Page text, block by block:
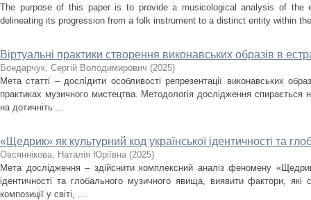
The purpose of this paper is to provide a musicological analysis of the
delineating its progression from a folk instrument to a distinct entity within
Віртуальні практики створення виконавських образів в
Бондарчук, Сергій Володимирович (2025)
Мета статті – дослідити особливості репрезентації виконавських
практиках музичного мистецтва. Методологія дослідження спирається
на дотичніть ...
«Щедрик» як культурний код української ідентичності та
Овсяннікова, Наталія Юріївна (2025)
Мета дослідження – здійснити комплексний аналіз феномену
ідентичності та глобального музичного явища, виявити фактори,
композиції у світі, ...